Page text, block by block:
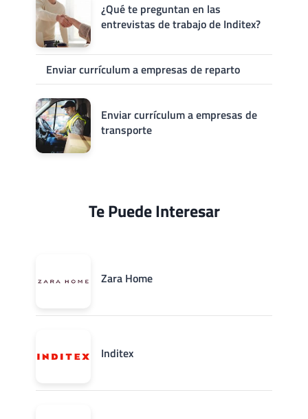
¿Qué te preguntan en las
entrevistas de trabajo de Inditex?
Enviar currículum a empresas de reparto
Enviar currículum a empresas de
transporte
Te Puede Interesar
Zara Home
Inditex